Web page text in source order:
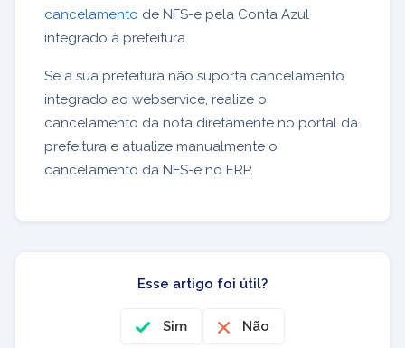
cancelamento de NFS-e pela Conta Azul
integrado à prefeitura.
Se a sua prefeitura não suporta cancelamento
integrado ao webservice, realize o
cancelamento da nota diretamente no portal da
prefeitura e atualize manualmente o
cancelamento da NFS-e no ERP.
Esse artigo foi útil?
Sim Não